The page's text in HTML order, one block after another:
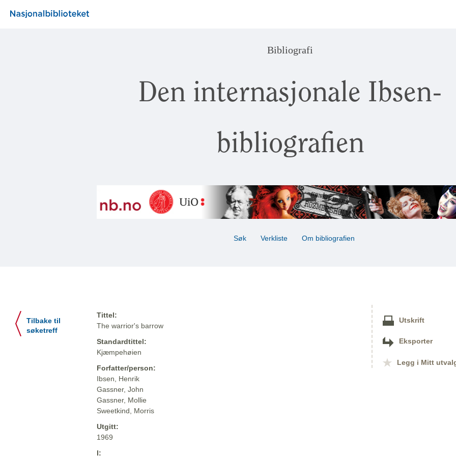
Bibliografi
Den internasjonale Ibsen-
bibliografien
Søk Verkliste Om bibliografien
Tilbake til
søketreff
Tittel:
The warrior's barrow
Standardtittel:
Kjæmpehøien
Forfatter/person:
Ibsen, Henrik
Gassner, John
Gassner, Mollie
Sweetkind, Morris
Utgitt:
1969
I:
Utskrift
Eksporter
Legg i Mitt